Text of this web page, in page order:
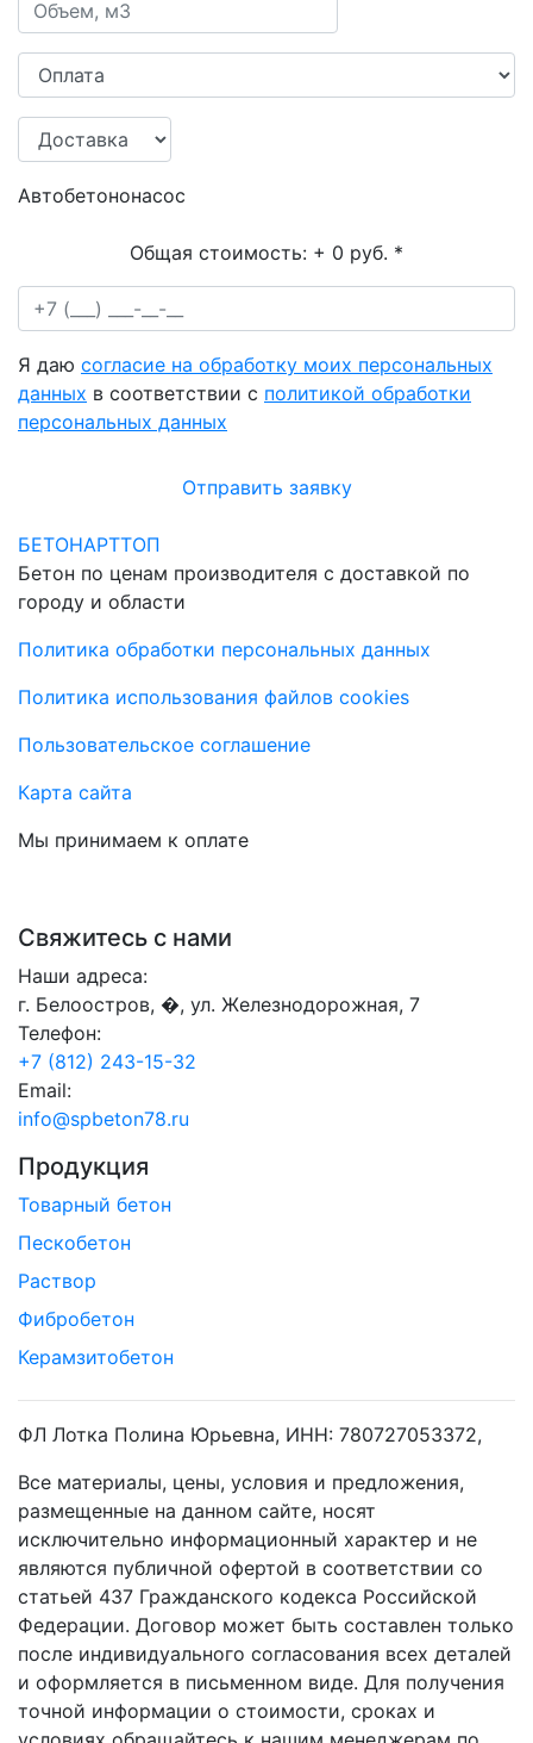
Автобетононасос
Общая стоимость: + 0 руб. *
Я даю согласие на обработку моих персональных
данных в соответствии с политикой обработки
персональных данных
Отправить заявку
БЕТОНАРТТОП
Бетон по ценам производителя с доставкой по
городу и области
Политика обработки персональных данных
Политика использования файлов cookies
Пользовательское соглашение
Карта сайта
Мы принимаем к оплате
Свяжитесь с нами
Наши адреса:
г. Белоостров, �, ул. Железнодорожная, 7
Телефон:
+7 (812) 243-15-32
Email:
info@spbeton78.ru
Продукция
Товарный бетон
Пескобетон
Раствор
Фибробетон
Керамзитобетон
ФЛ Лотка Полина Юрьевна, ИНН: 780727053372,
Все материалы, цены, условия и предложения,
размещенные на данном сайте, носят
исключительно информационный характер и не
являются публичной офертой в соответствии со
статьей 437 Гражданского кодекса Российской
Федерации. Договор может быть составлен только
после индивидуального согласования всех деталей
и оформляется в письменном виде. Для получения
точной информации о стоимости, сроках и